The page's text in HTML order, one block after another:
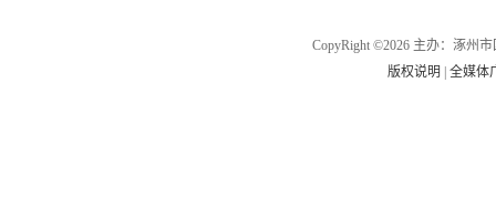
CopyRight ©2026 主办：涿州
版权说明
|全媒体